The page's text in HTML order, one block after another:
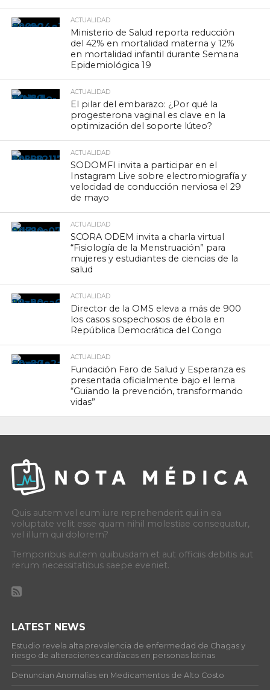
ACTUALIDAD
Ministerio de Salud reporta reducción
del 42% en mortalidad materna y 12%
en mortalidad infantil durante Semana
Epidemiológica 19
ACTUALIDAD
El pilar del embarazo: ¿Por qué la
progesterona vaginal es clave en la
optimización del soporte lúteo?
ACTUALIDAD
SODOMFI invita a participar en el
Instagram Live sobre electromiografía y
velocidad de conducción nerviosa el 29
de mayo
ACTUALIDAD
SCORA ODEM invita a charla virtual
“Fisiología de la Menstruación” para
mujeres y estudiantes de ciencias de la
salud
ACTUALIDAD
Director de la OMS eleva a más de 900
los casos sospechosos de ébola en
República Democrática del Congo
ACTUALIDAD
Fundación Faro de Salud y Esperanza es
presentada oficialmente bajo el lema
“Guiando la prevención, transformando
vidas”
Quis autem vel eum iure reprehenderit qui in ea
voluptate velit esse quam nihil molestiae consequatur,
vel illum qui dolorem?
Temporibus autem quibusdam et aut officiis debitis aut
rerum necessitatibus saepe eveniet.
LATEST NEWS
Estudio revela alta prevalencia de enfermedad de Chagas y
riesgo de alteraciones cardíacas en personas latinas
Denuncian Anomalías en Medicamentos de Alto Costo